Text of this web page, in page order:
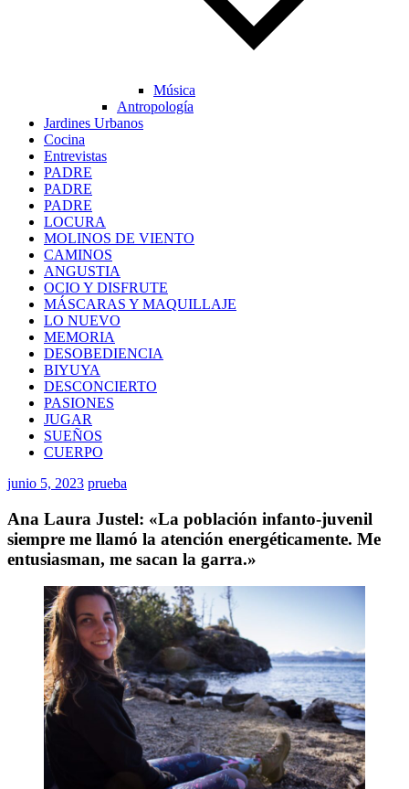
Música
Antropología
Jardines Urbanos
Cocina
Entrevistas
PADRE
PADRE
PADRE
LOCURA
MOLINOS DE VIENTO
CAMINOS
ANGUSTIA
OCIO Y DISFRUTE
MÁSCARAS Y MAQUILLAJE
LO NUEVO
MEMORIA
DESOBEDIENCIA
BIYUYA
DESCONCIERTO
PASIONES
JUGAR
SUEÑOS
CUERPO
junio 5, 2023 prueba
Ana Laura Justel: «La población infanto-juvenil
siempre me llamó la atención energéticamente. Me
entusiasman, me sacan la garra.»